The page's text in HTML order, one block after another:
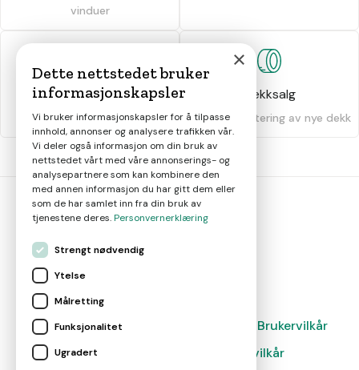
vinduer
Dekkhotell
Oppbevaring av dekk
Dekksalg
Salg og montering av nye dekk
Magasin Nyheter
Brukervilkår
Leverandørvilkår
Leverandørvilkår
×
Dette nettstedet bruker
informasjonskapsler
Vi bruker informasjonskapsler for å tilpasse
innhold, annonser og analysere trafikken vår.
Vi deler også informasjon om din bruk av
nettstedet vårt med våre annonserings- og
analysepartnere som kan kombinere den
med annen informasjon du har gitt dem eller
som de har samlet inn fra din bruk av
tjenestene deres.Personvernerklæring
Strengt nødvendig
Ytelse
Målretting
Funksjonalitet
Ugradert